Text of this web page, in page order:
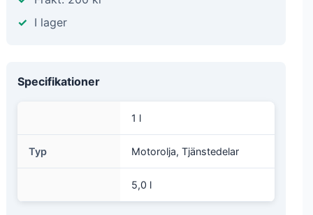
I lager
Specifikationer
1 l
Typ Motorolja, Tjänstedelar
5,0 l